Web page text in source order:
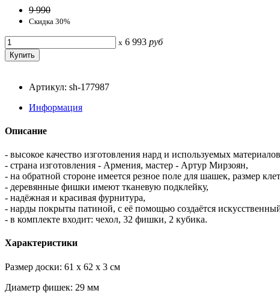
9 990
Скидка 30%
x 6 993 руб
Артикул: sh-177987
Информация
Описание
- высокое качество изготовления нард и используемых
- страна изготовления - Армения, мастер - Артур Мирзоян,
- на обратной стороне имеется резное поле для шашек, размер
- деревянные фишки имеют тканевую подклейку,
- надёжная и красивая фурнитура,
- нарды покрыты патиной, с её помощью создаётся
- в комплекте входит: чехол, 32 фишки, 2 кубика.
Характеристики
Размер доски: 61 x 62 x 3 см
Диаметр фишек: 29 мм